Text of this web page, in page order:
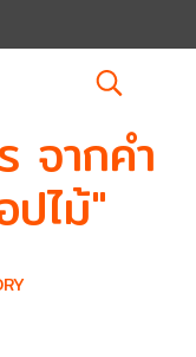
จากคำ
ปไม้"